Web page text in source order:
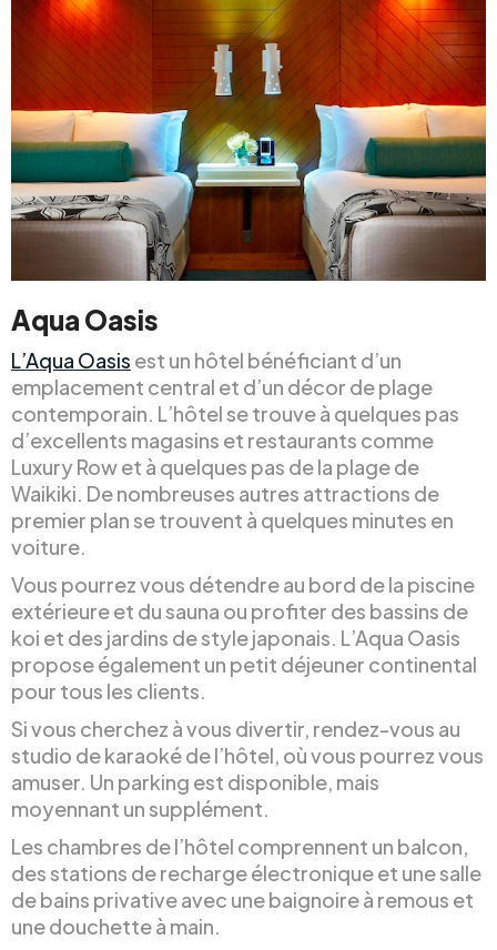
Aqua Oasis
L’Aqua Oasis est un hôtel bénéficiant d’un
emplacement central et d’un décor de plage
contemporain. L’hôtel se trouve à quelques pas
d’excellents magasins et restaurants comme
Luxury Row et à quelques pas de la plage de
Waikiki. De nombreuses autres attractions de
premier plan se trouvent à quelques minutes en
voiture.
Vous pourrez vous détendre au bord de la piscine
extérieure et du sauna ou profiter des bassins de
koi et des jardins de style japonais. L’Aqua Oasis
propose également un petit déjeuner continental
pour tous les clients.
Si vous cherchez à vous divertir, rendez-vous au
studio de karaoké de l’hôtel, où vous pourrez vous
amuser. Un parking est disponible, mais
moyennant un supplément.
Les chambres de l’hôtel comprennent un balcon,
des stations de recharge électronique et une salle
de bains privative avec une baignoire à remous et
une douchette à main.